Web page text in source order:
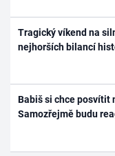
Tragický víkend na
nejhorších bilancí
Babiš si chce posvítit
Samozřejmě budu